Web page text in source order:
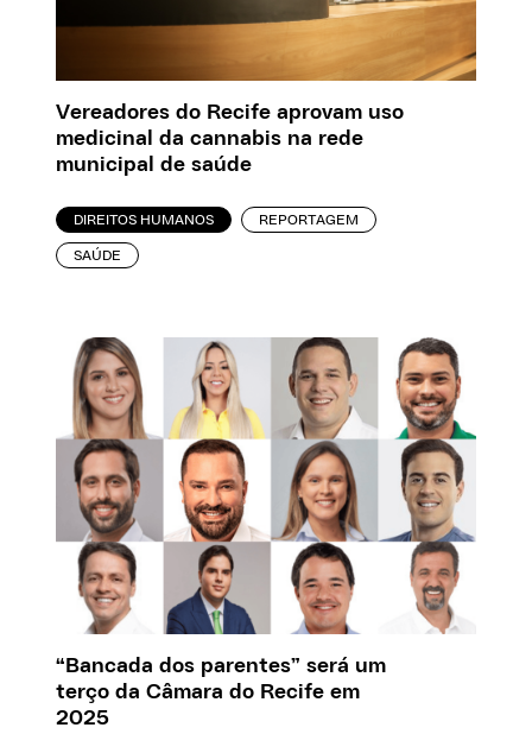
Vereadores do Recife aprovam uso
medicinal da cannabis na rede
municipal de saúde
DIREITOS HUMANOS REPORTAGEM
SAÚDE
“Bancada dos parentes” será um
terço da Câmara do Recife em
2025